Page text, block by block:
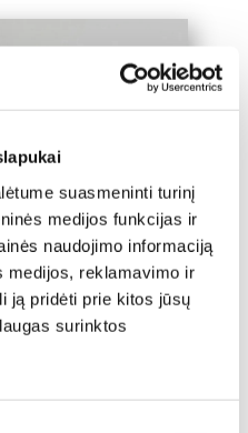
suasmeninti turinį
medijos funkcijas ir
naudojimo informaciją
medijos, reklamavimo ir
ją pridėti prie kitos jūsų
surinktos